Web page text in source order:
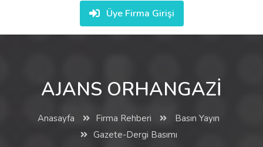
Üye Firma Girişi
AJANS ORHANGAZİ
Anasayfa Firma Rehberi
Basın Yayın
Gazete-Dergi Basımı